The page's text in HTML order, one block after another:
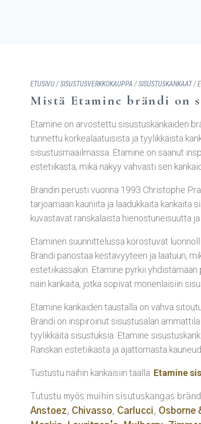
ETUSIVU/SISUSTUS­VERKKOKAUPPA /SISUSTUSKANKAAT/
Mistä Etamine brändi on
Etamine on arvostettu sisustuskankaiden
tunnettu korkealaatuisista ja tyylikkäistä
sisustusmaailmassa. Etamine on saanut
estetiikasta, mikä näkyy vahvasti sen
Brändin perusti vuonna 1993 Christophe
tarjoamaan kauniita ja laadukkaita kankaita
kuvastavat ranskalaista hienostuneisuutta
Etaminen suunnittelussa korostuvat
Brändi panostaa kestävyyteen ja laatuun,
estetiikassakin. Etamine pyrkii
näin kankaita, jotka sopivat monenlaisiin
Etamine kankaiden taustalla on vahva
Brändi on inspiroinut sisustusalan
tyylikkäitä sisustuksia. Etamine
Ranskan estetiikasta ja ajattomasta
Tustustu näihin kankaisiin täällä: Etamine
Tutustu myös muihin sisutuskangas
Anstoez, Chivasso, Carlucci, Osborne